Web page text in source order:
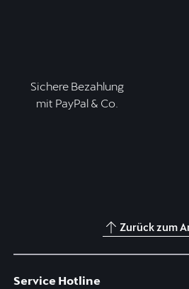
Sichere Bezahlung
mit PayPal & Co.
Zurück zum
Service Hotline